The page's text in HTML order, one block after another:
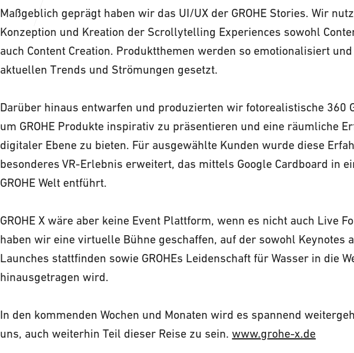
Maßgeblich geprägt haben wir das UI/UX der GROHE Stories. Wir
Konzeption und Kreation der Scrollytelling Experiences sowohl
auch Content Creation. Produktthemen werden so emotionalisiert
aktuellen Trends und Strömungen gesetzt.
Darüber hinaus entwarfen und produzierten wir fotorealistische 360
um GROHE Produkte inspirativ zu präsentieren und eine räumliche
digitaler Ebene zu bieten. Für ausgewählte Kunden wurde diese
besonderes VR-Erlebnis erweitert, das mittels Google Cardboard in
GROHE Welt entführt.
GROHE X wäre aber keine Event Plattform, wenn es nicht auch Live
haben wir eine virtuelle Bühne geschaffen, auf der sowohl Keynotes
Launches stattfinden sowie GROHEs Leidenschaft für Wasser in die
hinausgetragen wird.
In den kommenden Wochen und Monaten wird es spannend
uns, auch weiterhin Teil dieser Reise zu sein.www.grohe-x.de